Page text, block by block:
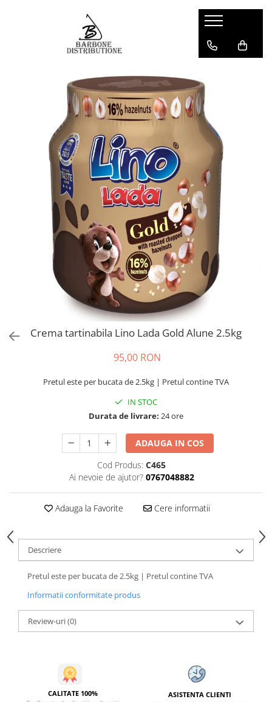
Crema tartinabila Lino Lada Gold Alune 2.5kg
95,00 RON
Pretul este per bucata de 2.5kg | Pretul contine TVA
IN STOC
Durata de livrare: 24 ore
ADAUGA IN COS
Cod Produs: C465
Ai nevoie de ajutor? 0767048882
Adauga la Favorite Cere informatii
Descriere
Pretul este per bucata de 2.5kg | Pretul contine TVA
Informatii conformitate produs
Review-uri(0)
CALITATE 100% ASISTENTA CLIENTI